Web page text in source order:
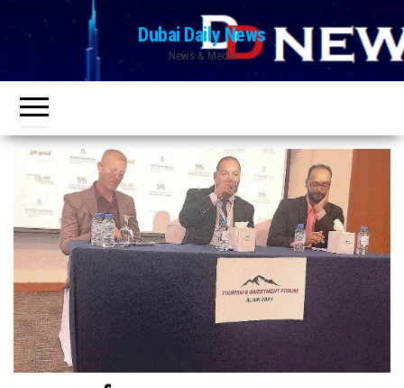
to
the
content
Dubai Daily News
News & Media